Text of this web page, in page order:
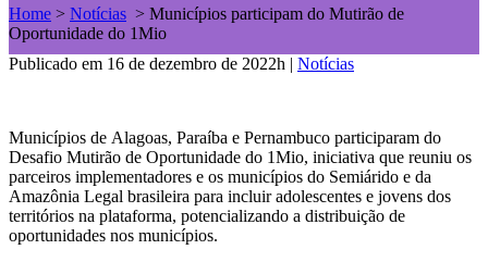
Home > Notícias > Municípios participam do Mutirão de
Oportunidade do 1Mio
Publicado em 16 de dezembro de 2022h | Notícias
Municípios de Alagoas, Paraíba e Pernambuco participaram do
Desafio Mutirão de Oportunidade do 1Mio, iniciativa que reuniu os
parceiros implementadores e os municípios do Semiárido e da
Amazônia Legal brasileira para incluir adolescentes e jovens dos
territórios na plataforma, potencializando a distribuição de
oportunidades nos municípios.